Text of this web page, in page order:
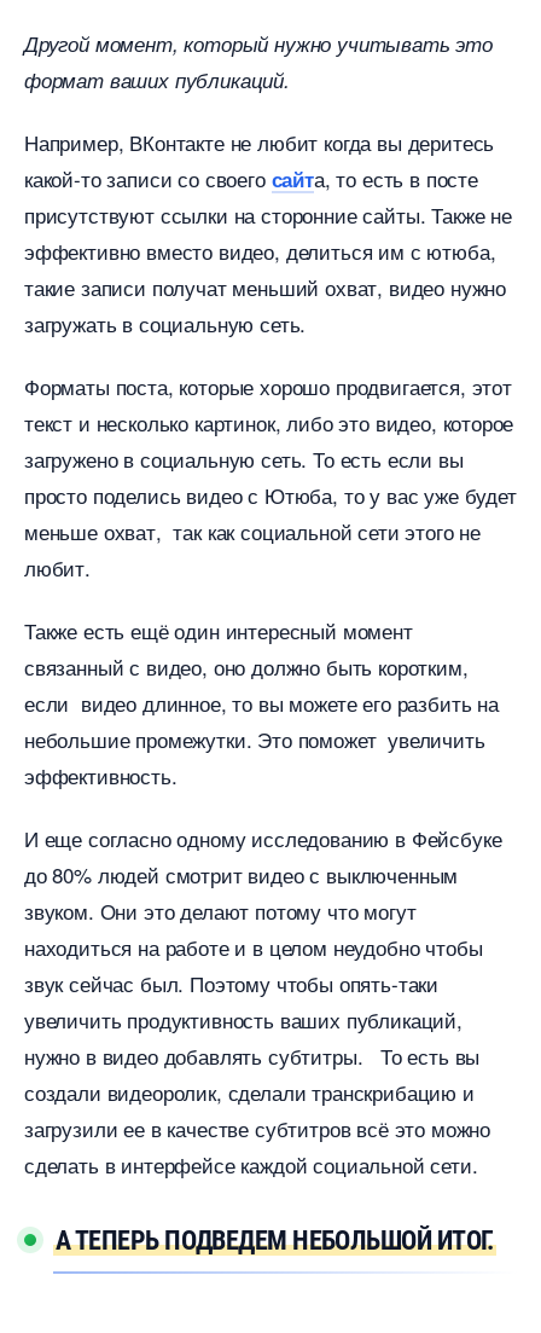
Другой момент, который нужно учитывать это
формат ваших публикаций.
Например, ВКонтакте не любит когда вы деритесь
какой-то записи со своего сайта, то есть в посте
присутствуют ссылки на сторонние сайты. Также не
эффективно вместо видео, делиться им с ютюба,
такие записи получат меньший охват, видео нужно
загружать в социальную сеть.
Форматы поста, которые хорошо продвигается, этот
текст и несколько картинок, либо это видео, которое
загружено в социальную сеть. То есть если вы
просто поделись видео с Ютюба, то у вас уже будет
меньше охват, так как социальной сети этого не
любит.
Также есть ещё один интересный момент
связанный с видео, оно должно быть коротким,
если видео длинное, то вы можете его разбить на
небольшие промежутки. Это поможет увеличить
эффективность.
И еще согласно одному исследованию в Фейсбуке
до 80% людей смотрит видео с выключенным
звуком. Они это делают потому что могут
находиться на работе и в целом неудобно чтобы
звук сейчас был. Поэтому чтобы опять-таки
увеличить продуктивность ваших публикаций,
нужно в видео добавлять субтитры. То есть вы
создали видеоролик, сделали транскрибацию и
загрузили ее в качестве субтитров всё это можно
сделать в интерфейсе каждой социальной сети.
А ТЕПЕРЬ ПОДВЕДЕМ НЕБОЛЬШОЙ ИТОГ.